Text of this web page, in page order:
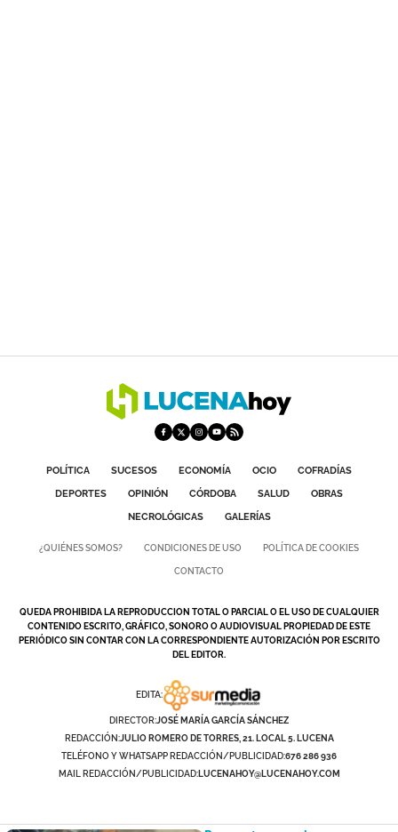
POLÍTICA SUCESOS ECONOMÍA OCIO
COFRADÍAS
DEPORTES
OPINIÓN CÓRDOBA SALUD
OBRAS
NECROLÓGICAS
GALERÍAS
¿QUIÉNES SOMOS? CONDICIONES DE USO POLÍTICA DE COOKIES
CONTACTO
QUEDA PROHIBIDA LA REPRODUCCION TOTAL O PARCIAL O EL USO DE CUALQUIER
CONTENIDO ESCRITO, GRÁFICO, SONORO O AUDIOVISUAL PROPIEDAD DE ESTE
PERIÓDICO SIN CONTAR CON LA CORRESPONDIENTE AUTORIZACIÓN POR ESCRITO
DEL EDITOR.
EDITA:
DIRECTOR:JOSÉ MARÍA GARCÍA SÁNCHEZ
REDACCIÓN:JULIO ROMERO DE TORRES, 21. LOCAL 5. LUCENA
TELÉFONO Y WHATSAPP REDACCIÓN/PUBLICIDAD:676 286 936
MAIL REDACCIÓN/PUBLICIDAD:LUCENAHOY@LUCENAHOY.COM